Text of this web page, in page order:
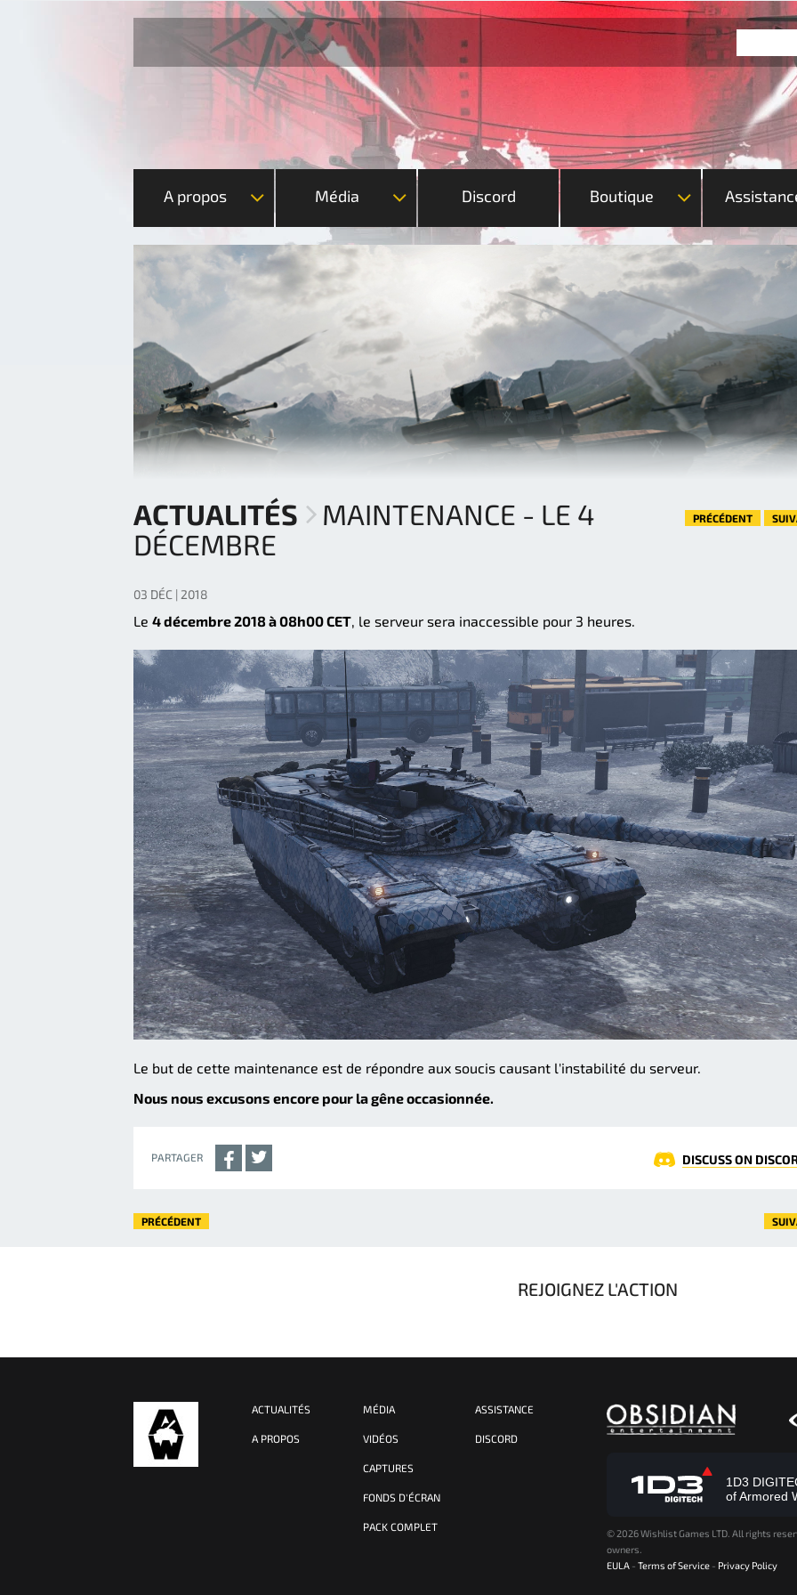
A propos Média Discord Boutique
ACTUALITÉS
MAINTENANCE - LE 4
DÉCEMBRE
PRÉCÉDENT
03 DÉC | 2018
Le 4 décembre 2018 à 08h00 CET, le serveur sera inaccessible pour 3 heures.
Le but de cette maintenance est de répondre aux soucis causant l'instabilité du serveur.
Nous nous excusons encore pour la gêne occasionnée.
PARTAGER DISCUSS ON
PRÉCÉDENT
REJOIGNEZ L'ACTION
ACTUALITÉS
A PROPOS
MÉDIA
VIDÉOS
CAPTURES
FONDS D'ÉCRAN
PACK COMPLET
ASSISTANCE
DISCORD
1D3
of Armored
© 2026 Wishlist Games LTD. All rights
owners.
EULA - Terms of Service - Privacy Policy